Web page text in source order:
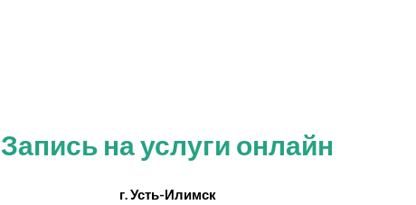
Запись на услуги онлайн
г. Усть-Илимск